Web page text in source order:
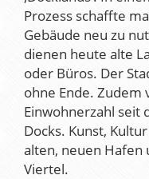
Prozess schaffte
Gebäude neu zu
dienen heute alte
oder Büros. Der
ohne Ende. Zudem
Einwohnerzahl seit
Docks. Kunst,
alten, neuen Hafen
Viertel.